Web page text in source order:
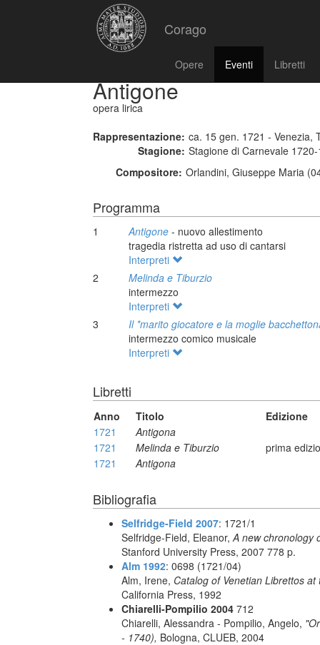
Corago
Opere Eventi Libretti
Antigone
opera lirica
Rappresentazione: ca. 15 gen. 1721 - Venezia,
Stagione: Stagione di Carnevale
Compositore: Orlandini, Giuseppe Maria
Programma
1 Antigone - nuovo allestimento
tragedia ristretta ad uso di cantarsi
Interpreti
2
Melinda e Tiburzio
intermezzo
Interpreti
3
Il *marito giocatore e la moglie
intermezzo comico musicale
Interpreti
Libretti
Anno Titolo
Edizione
1721
Antigona
1721
Melinda e Tiburzio
prima
1721
Antigona
Bibliografia
Selfridge-Field 2007: 1721/1
Selfridge-Field, Eleanor,A new chronology
Stanford University Press, 2007 778 p.
Alm 1992: 0698 (1721/04)
Alm, Irene, Catalog of Venetian Librettos
California Press, 1992
Chiarelli-Pompilio 2004 712
Chiarelli, Alessandra - Pompilio, Angelo,
- 1740), Bologna, CLUEB, 2004